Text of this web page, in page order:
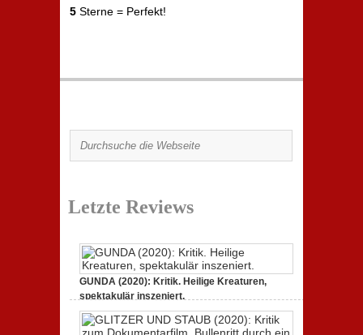
5 Sterne = Perfekt!
Letzte Reviews
GUNDA (2020): Kritik. Heilige Kreaturen,
spektakulär inszeniert.
21. April 2021,Keine Kommentare zu GUNDA (2020):
Kritik. Heilige Kreaturen, spektakulär inszeniert.